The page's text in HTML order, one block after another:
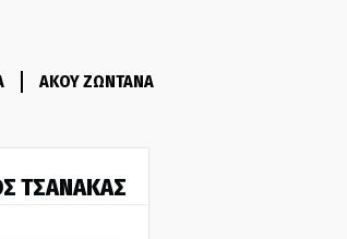
ΑΚΟΥ ΖΩΝΤΑΝΑ
ΤΣΑΝΑΚΑΣ